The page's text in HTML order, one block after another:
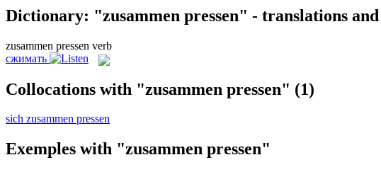
Dictionary: "zusammen pressen" - translations and
zusammen pressen verb
сжимать
Collocations with "zusammen pressen" (1)
sich zusammen pressen
Exemples with "zusammen pressen"